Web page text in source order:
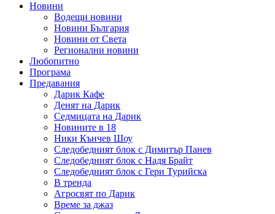
Новини
Водещи новини
Новини България
Новини от Света
Регионални новини
Любопитно
Програма
Предавания
Дарик Кафе
Денят на Дарик
Седмицата на Дарик
Новините в 18
Ники Кънчев Шоу
Следобедният блок с Димитър Панев
Следобедният блок с Надя Брайт
Следобедният блок с Гери Турийска
В тренда
Агросвят по Дарик
Време за джаз